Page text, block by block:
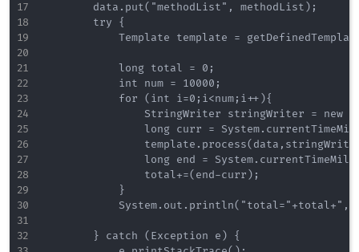
        data.put("methodList", methodList);
        try {
Template template =
            long total = 0;
            int num = 10000;
            for (int i=0;i<num;i++){
StringWriter stringWriter = new
long curr =
long end =
                total+=(end-curr);
            }
        } catch (Exception e) {